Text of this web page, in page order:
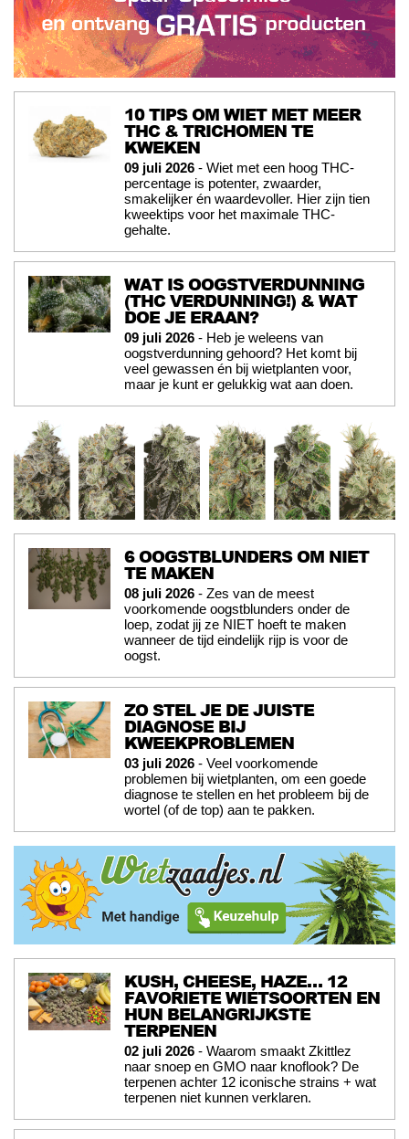
10 TIPS OM WIET MET MEER
THC & TRICHOMEN TE
KWEKEN
09 juli 2026 - Wiet met een hoog THC-
percentage is potenter, zwaarder,
smakelijker én waardevoller. Hier zijn tien
kweektips voor het maximale THC-
gehalte.
WAT IS OOGSTVERDUNNING
(THC VERDUNNING!) & WAT
DOE JE ERAAN?
09 juli 2026 - Heb je weleens van
oogstverdunning gehoord? Het komt bij
veel gewassen én bij wietplanten voor,
maar je kunt er gelukkig wat aan doen.
6 OOGSTBLUNDERS OM NIET
TE MAKEN
08 juli 2026 - Zes van de meest
voorkomende oogstblunders onder de
loep, zodat jij ze NIET hoeft te maken
wanneer de tijd eindelijk rijp is voor de
oogst.
ZO STEL JE DE JUISTE
DIAGNOSE BIJ
KWEEKPROBLEMEN
03 juli 2026 - Veel voorkomende
problemen bij wietplanten, om een goede
diagnose te stellen en het probleem bij de
wortel (of de top) aan te pakken.
KUSH, CHEESE, HAZE… 12
FAVORIETE WIETSOORTEN EN
HUN BELANGRIJKSTE
TERPENEN
02 juli 2026 - Waarom smaakt Zkittlez
naar snoep en GMO naar knoflook? De
terpenen achter 12 iconische strains + wat
terpenen niet kunnen verklaren.